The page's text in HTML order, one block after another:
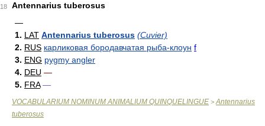
18
Antennarius tuberosus
—
1. LAT Antennarius tuberosus (Cuvier)
2. RUS карликовая бородавчатая рыба-клоун f
3. ENG pygmy angler
4. DEU —
5. FRA —
VOCABULARIUM NOMINUM ANIMALIUM QUINQUELINGUE > Antennarius
tuberosus